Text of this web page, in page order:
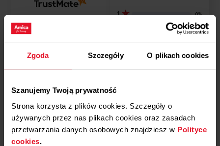
Zgoda Szczegóły O plikach cookies
Szanujemy Twoją prywatność
Strona korzysta z plików cookies. Szczegóły o
używanych przez nas plikach cookies oraz zasadach
przetwarzania danych osobowych znajdziesz w Polityce
cookies.
ED37610B X-TYPE STEAM (kod: 57913)
ED37515B STUDIO (kod: 57932)
ED97617BA+ X-TYPE STEA (kod: 57935)
ESPI396540B (kod: 58041)
ED97619VBA+ X-TYPE STE (kod: 58318)
1 0%
Podziel się
swoją opinią o
prawa APG1004
Jak zbieramy opinie?